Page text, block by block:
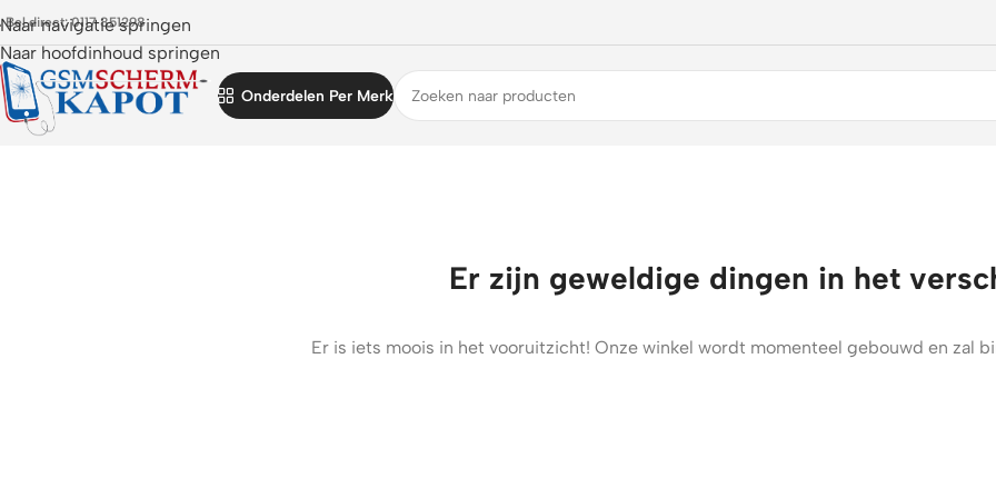
Naar navigatie springen
Naar hoofdinhoud springen
Bel direct: 0117 851298
Onderdelen Per Merk
Er zijn geweldige dingen in het
Er is iets moois in het vooruitzicht! Onze winkel wordt momenteel gebouwd en zal